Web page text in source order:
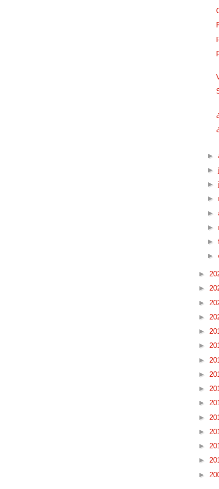
►
►
►
►
►
►
►
►
►
►
►
►
►
►
►
►
►
►
►
►
►
►
►